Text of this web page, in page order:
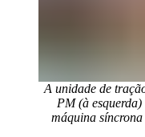
A unidade de
PM (à
máquina